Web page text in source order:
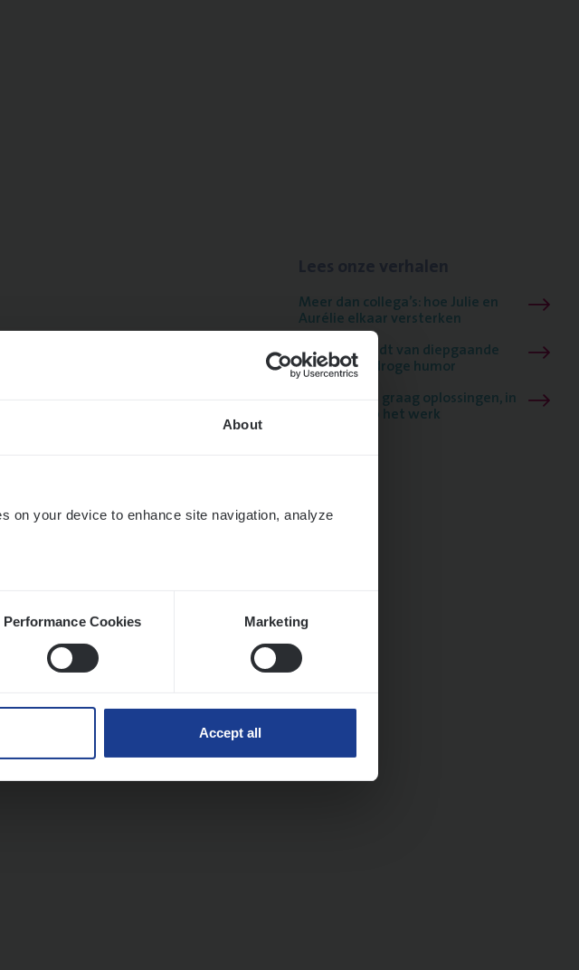
About
on your device to enhance site navigation, analyze
Performance Cookies Marketing
Accept all
Meer dan collega’s: hoe Julie en
Aurélie elkaar versterken
Mathias houdt van diepgaande
dossiers én droge humor
Thalia zoekt graag oplossingen, in
games én op het werk